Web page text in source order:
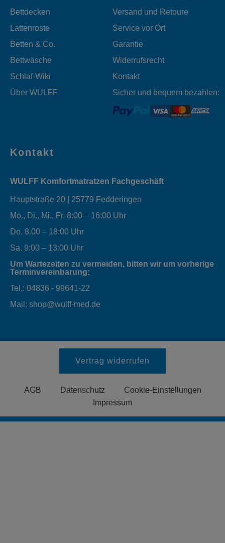
Bettdecken
Lattenroste
Betten & Co.
Bettwäsche
Schlaf-Wiki
Über WULFF
Versand und Retoure
Service vor Ort
Garantie
Widerrufsrecht
Kontakt
Sicher und bequem bezahlen:
Kontakt
WULFF Komfortmatratzen Fachgeschäft
Hauptstraße 20 | 25779 Fedderingen
Mo., Di., Mi., Fr. 8:00 – 16:00 Uhr
Do. 8.00 – 18:00 Uhr
Sa. 9:00 – 13:00 Uhr
Um Wartezeiten zu vermeiden, bitten wir um vorherige
Terminvereinbarung:
Tel.: 04836 - 99641-22
Mail: shop@wulff-med.de
Vertrag widerrufen
AGB Datenschutz
Cookie-Einstellungen
Impressum